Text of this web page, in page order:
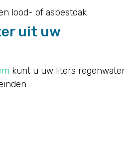
lood- of asbestdak
uit uw
kunt u uw liters regenwater